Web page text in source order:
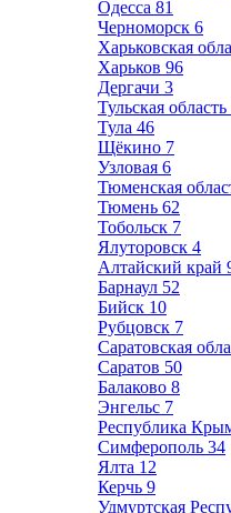
Одесса 81
Черноморск 6
Харьковская
Харьков 96
Дергачи 3
Тульская область
Тула 46
Щёкино 7
Узловая 6
Тюменская
Тюмень 62
Тобольск 7
Ялуторовск 4
Алтайский край
Барнаул 52
Бийск 10
Рубцовск 7
Саратовская
Саратов 50
Балаково 8
Энгельс 7
Республика
Симферополь 34
Ялта 12
Керчь 9
Удмуртская